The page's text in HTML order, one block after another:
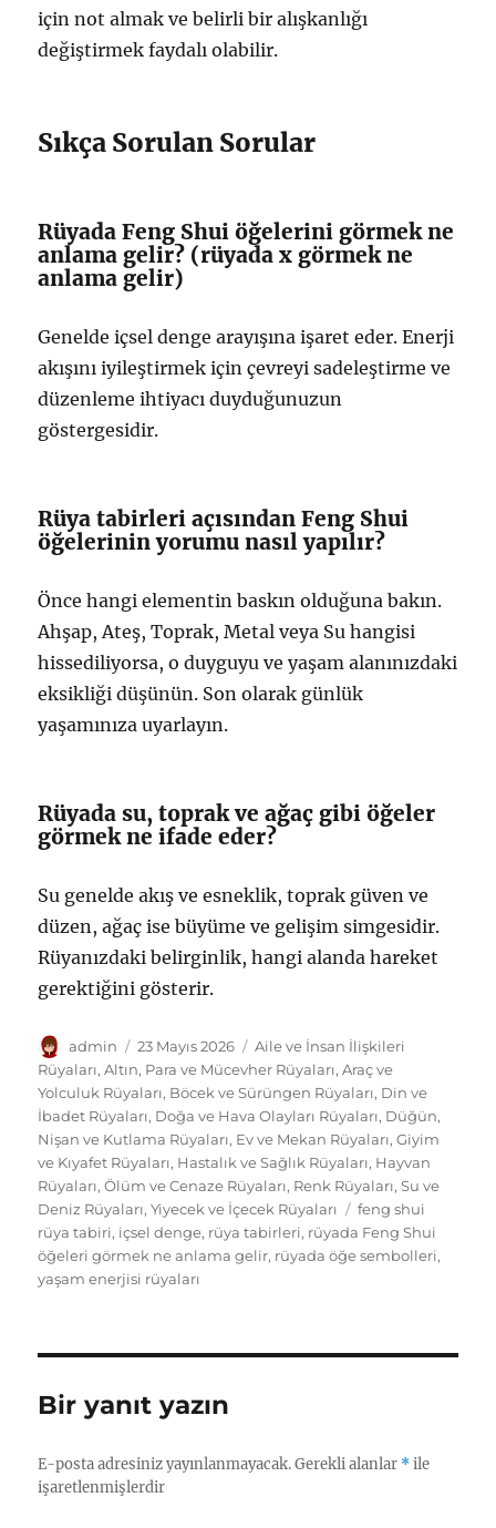
için not almak ve belirli bir alışkanlığı
değiştirmek faydalı olabilir.
Sıkça Sorulan Sorular
Rüyada Feng Shui öğelerini görmek ne
anlama gelir? (rüyada x görmek ne
anlama gelir)
Genelde içsel denge arayışına işaret eder. Enerji
akışını iyileştirmek için çevreyi sadeleştirme ve
düzenleme ihtiyacı duyduğunuzun
göstergesidir.
Rüya tabirleri açısından Feng Shui
öğelerinin yorumu nasıl yapılır?
Önce hangi elementin baskın olduğuna bakın.
Ahşap, Ateş, Toprak, Metal veya Su hangisi
hissediliyorsa, o duyguyu ve yaşam alanınızdaki
eksikliği düşünün. Son olarak günlük
yaşamınıza uyarlayın.
Rüyada su, toprak ve ağaç gibi öğeler
görmek ne ifade eder?
Su genelde akış ve esneklik, toprak güven ve
düzen, ağaç ise büyüme ve gelişim simgesidir.
Rüyanızdaki belirginlik, hangi alanda hareket
gerektiğini gösterir.
Yazar
admin
Yayın
tarihi
23 Mayıs 2026 Kategoriler
Aile ve İnsan İlişkileri
Rüyaları,Altın, Para ve Mücevher Rüyaları,Araç ve
Yolculuk Rüyaları, Böcek ve Sürüngen Rüyaları, Din ve
İbadet Rüyaları, Doğa ve Hava Olayları Rüyaları, Düğün,
Nişan ve Kutlama Rüyaları, Ev ve Mekan Rüyaları,Giyim
ve Kıyafet Rüyaları, Hastalık ve Sağlık Rüyaları, Hayvan
Rüyaları,Ölüm ve Cenaze Rüyaları, Renk Rüyaları,Su ve
Deniz Rüyaları,Yiyecek ve İçecek Rüyaları Etiketler
feng shui
rüya tabiri, içsel denge, rüya tabirleri, rüyada Feng Shui
öğeleri görmek ne anlama gelir, rüyada öğe sembolleri,
yaşam enerjisi rüyaları
Bir yanıt yazın
E-posta adresiniz yayınlanmayacak. Gerekli alanlar *ile
işaretlenmişlerdir